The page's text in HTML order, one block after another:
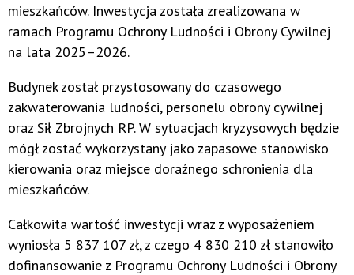
mieszkańców. Inwestycja została zrealizowana w
ramach Programu Ochrony Ludności i Obrony Cywilnej
na lata 2025–2026.
Budynek został przystosowany do czasowego
zakwaterowania ludności, personelu obrony cywilnej
oraz Sił Zbrojnych RP. W sytuacjach kryzysowych będzie
mógł zostać wykorzystany jako zapasowe stanowisko
kierowania oraz miejsce doraźnego schronienia dla
mieszkańców.
Całkowita wartość inwestycji wraz z wyposażeniem
wyniosła 5 837 107 zł, z czego 4 830 210 zł stanowiło
dofinansowanie z Programu Ochrony Ludności i Obrony